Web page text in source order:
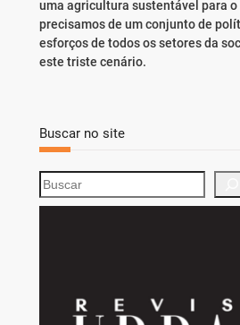
uma agricultura sustentável para o
precisamos de um conjunto de
esforços de todos os setores da
este triste cenário.
Buscar no site
S
e